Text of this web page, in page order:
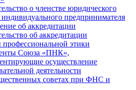
о членстве юридического
предпринимателя
об аккредитации
об аккредитации
этики
Союза «ПНК»,
осуществление
деятельности
советах при ФНС и